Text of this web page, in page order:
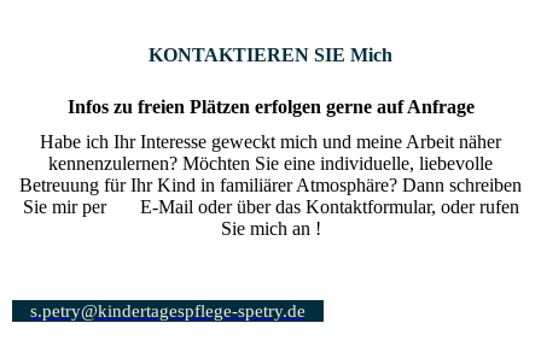
KONTAKTIEREN SIE Mich
Infos zu freien Plätzen erfolgen gerne auf Anfrage
Habe ich Ihr Interesse geweckt mich und meine Arbeit näher
kennenzulernen? Möchten Sie eine individuelle, liebevolle
Betreuung für Ihr Kind in familiärer Atmosphäre? Dann schreiben
Sie mir per E-Mail oder über das Kontaktformular, oder rufen
Sie mich an !
s.petry@kindertagespflege-spetry.de